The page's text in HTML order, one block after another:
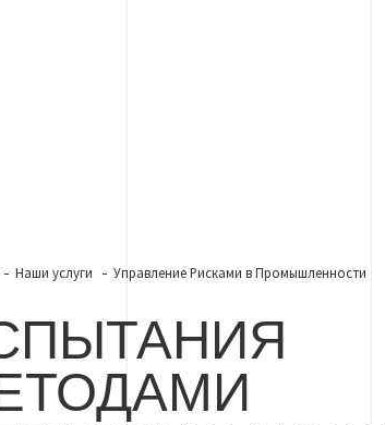
Наши услуги Управление Рисками в Промышленности